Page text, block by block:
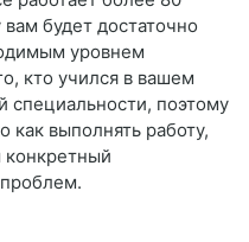
будет достаточно
уровнем
кто учился в вашем
специальности, поэтому
как выполнять работу,
конкретный